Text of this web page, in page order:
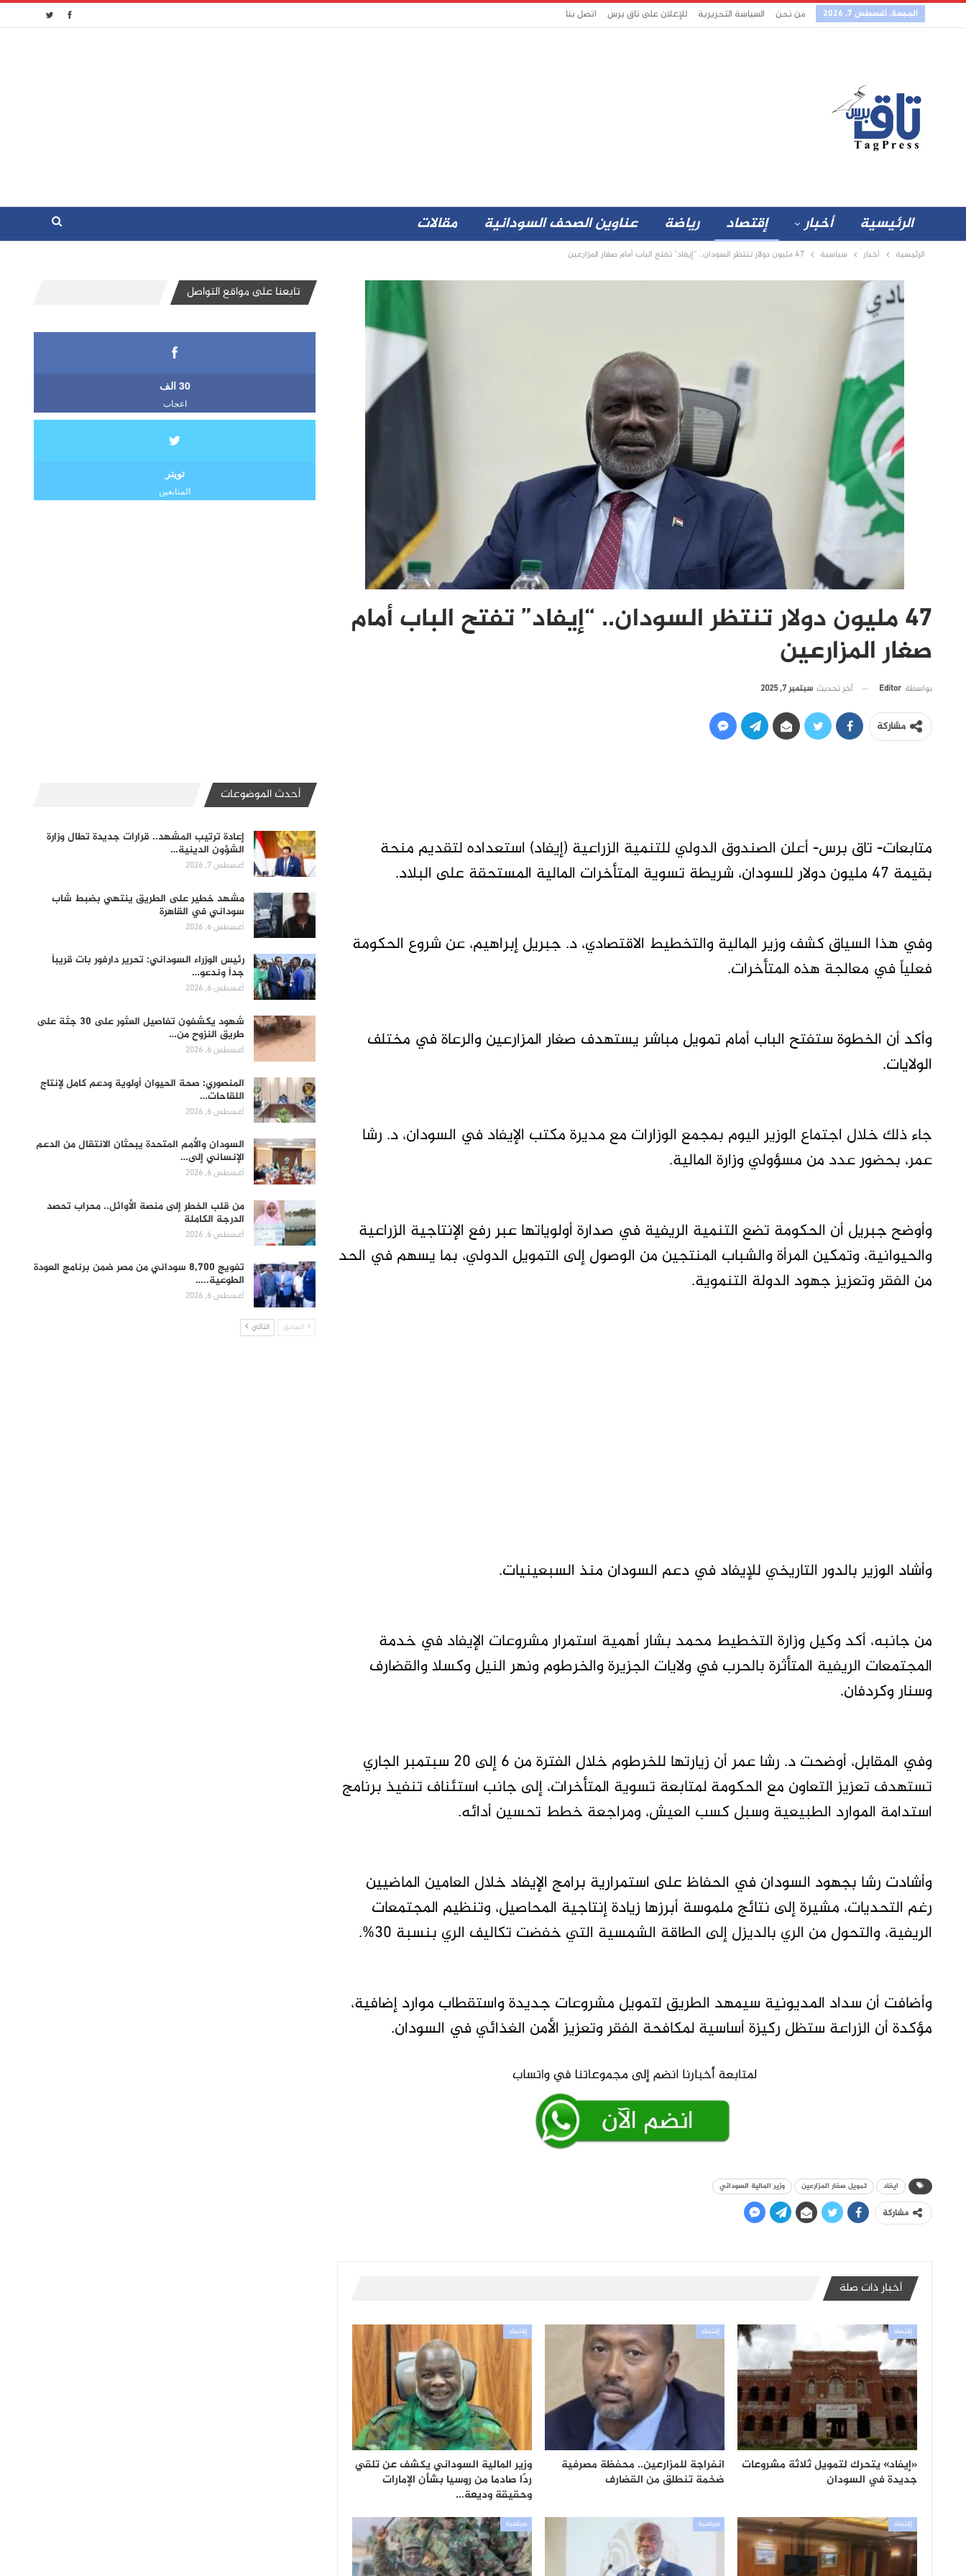
الجمعة, أغسطس 7, 2026 من نحن السياسة التحريرية للإعلان على تاق برس اتصل بنا
الرئيسية أخبار إقتصاد رياضة عناوين الصحف السودانية مقالات
الرئيسية أخبار سياسية 47 مليون دولار تنتظر السودان.. “إيفاد” تفتح الباب أمام صغار المزارعين
47 مليون دولار تنتظر السودان.. “إيفاد” تفتح الباب أمام
صغار المزارعين
بواسطة Editor آخر تحديث سبتمبر 7, 2025
مشاركة
متابعات- تاق برس- أعلن الصندوق الدولي للتنمية الزراعية (إيفاد) استعداده لتقديم منحة
بقيمة 47 مليون دولار للسودان، شريطة تسوية المتأخرات المالية المستحقة على البلاد.
وفي هذا السياق كشف وزير المالية والتخطيط الاقتصادي، د. جبريل إبراهيم، عن شروع الحكومة
فعلياً في معالجة هذه المتأخرات.
وأكد أن الخطوة ستفتح الباب أمام تمويل مباشر يستهدف صغار المزارعين والرعاة في مختلف
الولايات.
جاء ذلك خلال اجتماع الوزير اليوم بمجمع الوزارات مع مديرة مكتب الإيفاد في السودان، د. رشا
عمر، بحضور عدد من مسؤولي وزارة المالية.
وأوضح جبريل أن الحكومة تضع التنمية الريفية في صدارة أولوياتها عبر رفع الإنتاجية الزراعية
والحيوانية، وتمكين المرأة والشباب المنتجين من الوصول إلى التمويل الدولي، بما يسهم في الحد
من الفقر وتعزيز جهود الدولة التنموية.
وأشاد الوزير بالدور التاريخي للإيفاد في دعم السودان منذ السبعينيات.
من جانبه، أكد وكيل وزارة التخطيط محمد بشار أهمية استمرار مشروعات الإيفاد في خدمة
المجتمعات الريفية المتأثرة بالحرب في ولايات الجزيرة والخرطوم ونهر النيل وكسلا والقضارف
وسنار وكردفان.
وفي المقابل، أوضحت د. رشا عمر أن زيارتها للخرطوم خلال الفترة من 6 إلى 20 سبتمبر الجاري
تستهدف تعزيز التعاون مع الحكومة لمتابعة تسوية المتأخرات، إلى جانب استئناف تنفيذ برنامج
استدامة الموارد الطبيعية وسبل كسب العيش، ومراجعة خطط تحسين أدائه.
وأشادت رشا بجهود السودان في الحفاظ على استمرارية برامج الإيفاد خلال العامين الماضيين
رغم التحديات، مشيرة إلى نتائج ملموسة أبرزها زيادة إنتاجية المحاصيل، وتنظيم المجتمعات
الريفية، والتحول من الري بالديزل إلى الطاقة الشمسية التي خفضت تكاليف الري بنسبة 30%.
وأضافت أن سداد المديونية سيمهد الطريق لتمويل مشروعات جديدة واستقطاب موارد إضافية،
مؤكدة أن الزراعة ستظل ركيزة أساسية لمكافحة الفقر وتعزيز الأمن الغذائي في السودان.
ايفاد تمويل صغار المزارعين وزير المالية السوداني
مشاركة
أخبار ذات صلة
إقتصاد
«إيفاد» يتحرك لتمويل ثلاثة مشروعات
جديدة في السودان
إقتصاد
انفراجة للمزارعين.. محفظة مصرفية
ضخمة تنطلق من القضارف
إقتصاد
وزير المالية السوداني يكشف عن تلقي
ردًا صادما من روسيا بشأن الإمارات
وحقيقة وديعة…
إقتصاد سياسية سياسية
تابعنا على مواقع التواصل
30 الف
اعجاب
تويتر
المتابعين
أحدث الموضوعات
إعادة ترتيب المشهد.. قرارات جديدة تطال وزارة
الشؤون الدينية…
أغسطس 7, 2026
مشهد خطير على الطريق ينتهي بضبط شاب
سوداني في القاهرة
أغسطس 6, 2026
رئيس الوزراء السوداني: تحرير دارفور بات قريباً
جداً وندعو…
أغسطس 6, 2026
شهود يكشفون تفاصيل العثور على 30 جثة على
طريق النزوح من…
أغسطس 6, 2026
المنصوري: صحة الحيوان أولوية ودعم كامل لإنتاج
اللقاحات…
أغسطس 6, 2026
السودان والأمم المتحدة يبحثان الانتقال من الدعم
الإنساني إلى…
أغسطس 6, 2026
من قلب الخطر إلى منصة الأوائل.. محراب تحصد
الدرجة الكاملة
أغسطس 6, 2026
تفويج 8,700 سوداني من مصر ضمن برنامج العودة
الطوعية..…
أغسطس 6, 2026
السابق التالي